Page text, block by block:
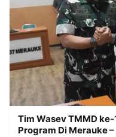
Tim Wasev TMMD
Program Di Merauke